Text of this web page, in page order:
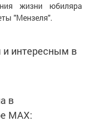
жизни юбиляра
"Мензеля".
интересным в
в
MАХ: